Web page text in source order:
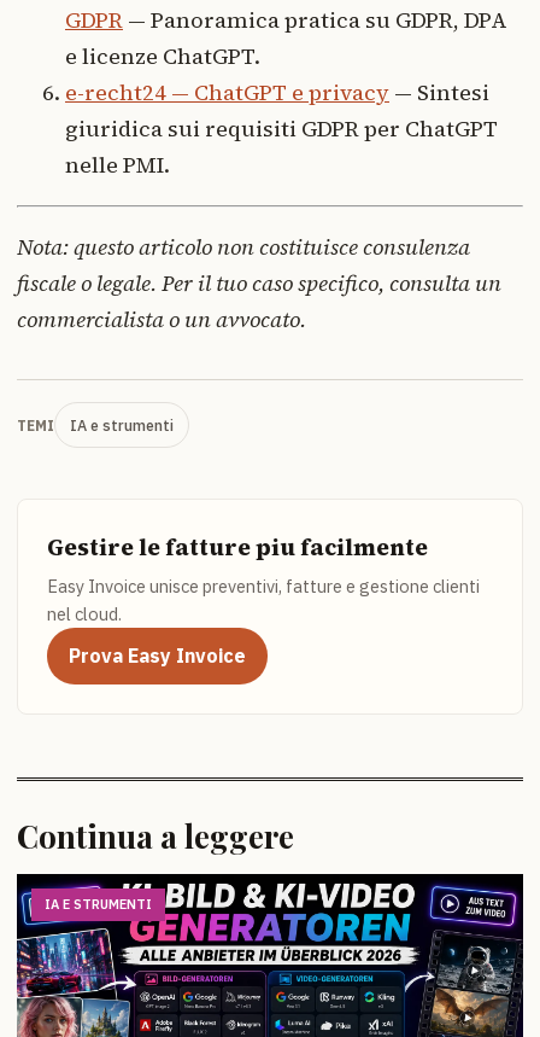
GDPR — Panoramica pratica su GDPR, DPA
e licenze ChatGPT.
e-recht24 — ChatGPT e privacy — Sintesi
giuridica sui requisiti GDPR per ChatGPT
nelle PMI.
Nota: questo articolo non costituisce consulenza
fiscale o legale. Per il tuo caso specifico, consulta un
commercialista o un avvocato.
TEMI IA e strumenti
Gestire le fatture piu facilmente
Easy Invoice unisce preventivi, fatture e gestione clienti
nel cloud.
Prova Easy Invoice
Continua a leggere
IA E STRUMENTI